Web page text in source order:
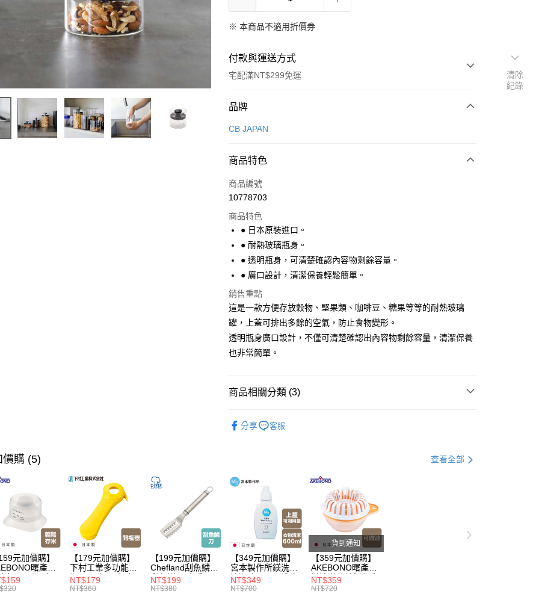
※ 本商品不適用折價券
付款與運送方式
宅配滿NT$299免運
付款方式
信用卡一次付款
Apple Pay
悠遊付
Google Pay
全盈+PAY
相關說明
【大哥付你分期使用說明】
1.本服務由台灣大哥大提供，台灣大哥大用戶可立即使用無須另外申請。
2.付款方式選擇「大哥付你分期」，訂單成立後會自動跳轉到大哥付的交易
流程，驗證手機門號後，選擇欲分期的期數、繳款截止日，確認付款後即
完成交易。
消。如遇「轉專審核」未通過狀況，表示未達大哥付你分期系統評分，恕
無法說明評估內容。
醒簡訊。
1.本服務係由「台灣大哥大股份有限公司」（以下簡稱本公司）所提供，讓
用戶於交易時，得透過本服務購買商品或服務，並由商店將買賣／分期付
款買賣價金債權讓與本公司後，依約使用本公司帳單繳交帳款。
2.基於同意付款使用「大哥付你分期」之契約關係目的，商店將以您的個人
資料（包含姓名、電話或地址）提供予台灣大哥大進項蒐集、處理及利
用，由本公司與您本人進行分期帳單所需資料之確認、核對及更正。
3.完整用戶服務條款，請詳閱以下連結：https://oppay.tw/userRule
ATM付款
運送方式
每筆NT$100，滿NT$499(含以上)免運費
付款後全家取貨
付款後7-11取貨
每筆NT$100，滿NT$499(含以上)免運費
宅配【父親節大回饋】限時$299免運
每筆NT$150，滿NT$299(含以上)免運費
品牌
CB JAPAN
商品特色
商品編號
10778703
商品特色
● 日本原裝進口。
● 耐熱玻璃瓶身。
● 透明瓶身，可清楚確認內容物剩餘容量。
● 廣口設計，清潔保養輕鬆簡單。
銷售重點
這是一款方便存放穀物、堅果類、咖啡豆、糖果等等的耐熱玻璃
罐，上蓋可排出多餘的空氣，防止食物變形。
透明瓶身廣口設計，不僅可清楚確認出內容物剩餘容量，清潔保養
也非常簡單。
商品相關分類 (3)
▶【限時加價購$159up】官網獨
分享 客服
價購 (5) 查看全部
元加價購】
曙產業
杯漏斗組(白)/
杯/米桶/量米
【179元加價購】
下村工業多功能開
瓶器/開瓶器/餐廚
用品/料理道具/任
NT$179
NT$360
【199元加價購】
Chefland刮魚鱗刀/
刮魚鱗器/廚房用
品/料理道具/任二
NT$199
NT$380
【349元加價購】
宮本製作所鎂洗衣
清潔液600ml/洗衣
精/洗衣鎂/洗衣用
NT$349
NT$700
貨到通知
【359元加價購】
AKEBONO曙產業
微波洋芋片製作盒/
料理盒/健康零食/
NT$359
NT$720
清除
紀錄